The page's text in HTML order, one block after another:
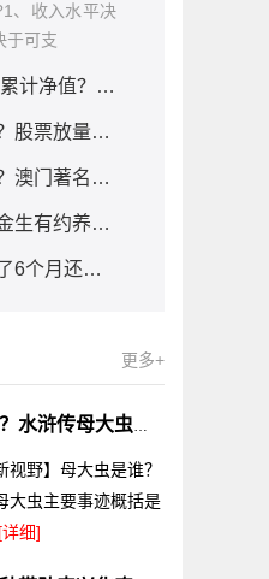
、收入水平决
于可支
全球热讯:什么是基金累计净值？基金累计净值和单位净值的区别？
放量上涨是什么意思？股票放量上涨意味着什么？
澳门地标建筑有哪些？澳门著名的地标介绍|每日聚焦
【环球新要闻】中荷金生有约养老年金保险能保什么？中荷人寿金生有约养老年金险有哪些优势？
全球今热点：首保过了6个月还免费吗？首保最多可以推迟多久？
更多+
【全球新视野】母大虫是谁？水浒传母大虫主要事迹概括是什么？
视野】母大虫是谁？
大虫主要事迹概括是
[详细]